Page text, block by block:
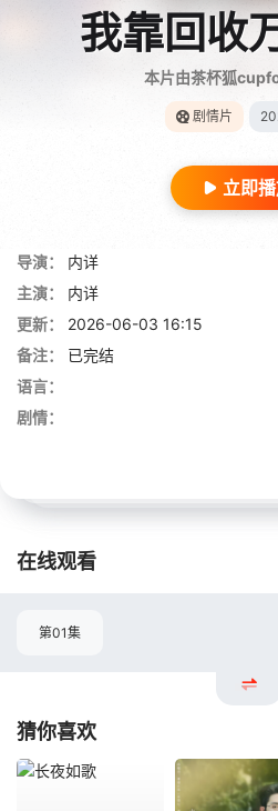
我靠回收
本片由茶杯狐
剧情片
立即
导演：
内详
主演：
内详
更新：
2026-06-03 16:15
备注：
已完结
语言：
剧情：
在线观看
第01集
猜你喜欢